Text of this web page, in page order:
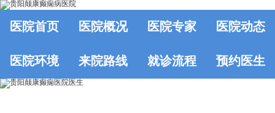
医院首页 医院概况 医院专家 医院动态
医院环境 来院路线 就诊流程 预约医生